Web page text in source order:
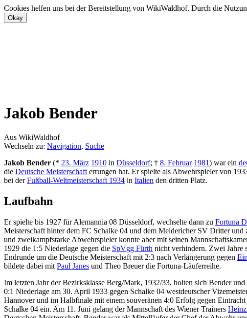
Cookies helfen uns bei der Bereitstellung von WikiWaldhof. Durch die
Jakob Bender
Aus WikiWaldhof
Wechseln zu: Navigation, Suche
Jakob Bender (* 23. März 1910 in Düsseldorf; † 8. Februar 1981) war ein
die Deutsche Meisterschaft errungen hat. Er spielte als Abwehrspieler von
bei derFußball-Weltmeisterschaft 1934 in Italien den dritten Platz.
Laufbahn
Er spielte bis 1927 für Alemannia 08 Düsseldorf, wechselte dann zu Fortuna
Meisterschaft hinter dem FC Schalke 04 und dem Meidericher SV Dritter
und zweikampfstarke Abwehrspieler konnte aber mit seinen
1929 die 1:5 Niederlage gegen die SpVgg Fürth nicht verhindern. Zwei Jahre
Endrunde um die Deutsche Meisterschaft mit 2:3 nach Verlängerung gegen
bildete dabei mit Paul Janes und Theo Breuer die Fortuna-Läuferreihe.
Im letzten Jahr der Bezirksklasse Berg/Mark, 1932/33, holten sich Bender
0:1 Niederlage am 30. April 1933 gegen Schalke 04 westdeutscher
Hannover und im Halbfinale mit einem souveränen 4:0 Erfolg gegen
Schalke 04 ein. Am 11. Juni gelang der Mannschaft des Wiener Trainers